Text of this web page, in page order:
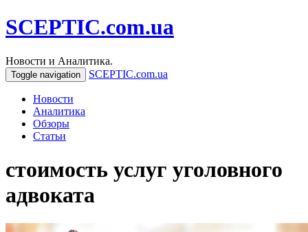
SCEPTIC.com.ua
Новости и Аналитика.
Toggle navigation SCEPTIC.com.ua
Новости
Аналитика
Обзоры
Статьи
стоимость услуг уголовного
адвоката